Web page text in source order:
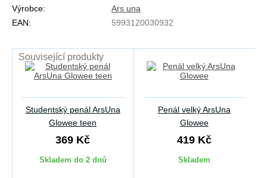
Výrobce:
Ars una
EAN:
5993120030932
Související produkty
Studentský penál ArsUna
Glowee teen
369 Kč
Skladem do 2 dnů
Penál velký ArsUna
Glowee
419 Kč
Skladem